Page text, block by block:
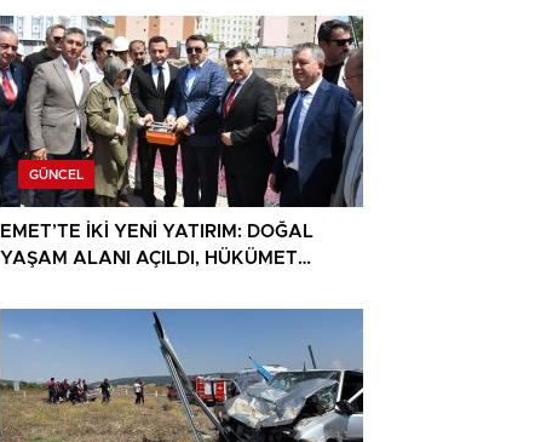
GÜNCEL
EMET’TE İKİ YENİ YATIRIM: DOĞAL
YAŞAM ALANI AÇILDI, HÜKÜMET